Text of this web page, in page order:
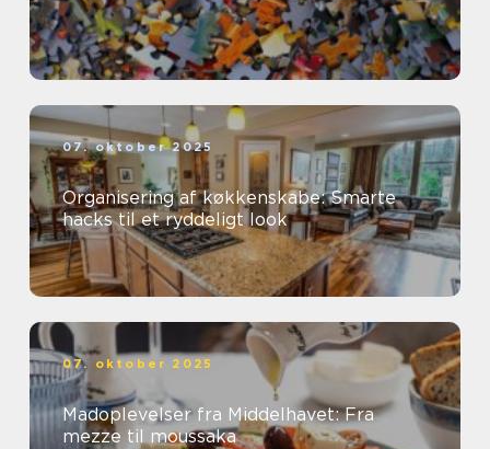
07. oktober 2025
Organisering af køkkenskabe: Smarte
hacks til et ryddeligt look
07. oktober 2025
Madoplevelser fra Middelhavet: Fra
mezze til moussaka